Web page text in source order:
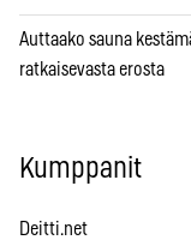
Auttaako sauna
ratkaisevasta erosta
Kumppanit
Deitti.net